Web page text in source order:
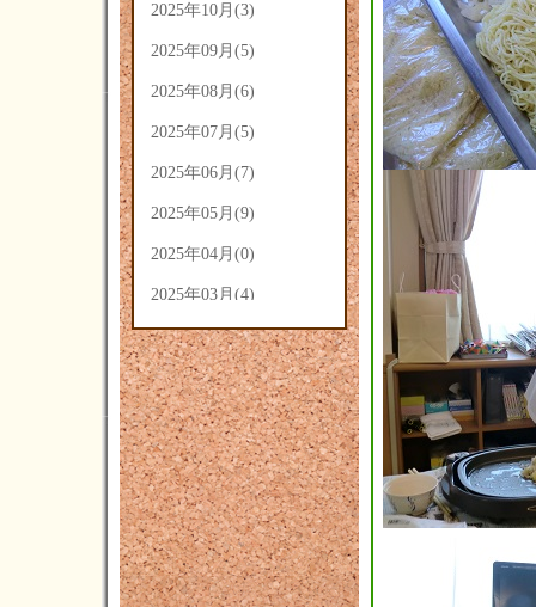
2025年10月(3)
2025年09月(5)
2025年08月(6)
2025年07月(5)
2025年06月(7)
2025年05月(9)
2025年04月(0)
2025年03月(4)
2025年02月(5)
2025年01月(3)
2024年12月(3)
2024年11月(4)
2024年10月(14)
2024年09月(14)
2024年08月(7)